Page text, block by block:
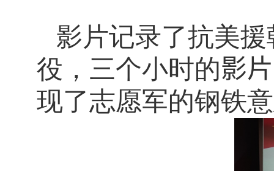
影片记录了抗美
役 ，三个小时的影片
现了志愿军的钢铁